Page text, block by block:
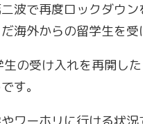
波で再度ロックダウ
海外からの留学生を受
の受け入れを再開し
す。